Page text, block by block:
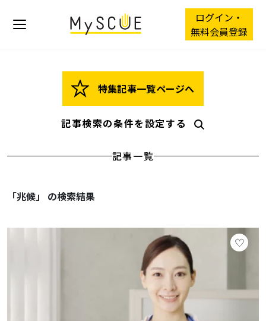
ログイン・
無料会員登録
特集記事一覧ページへ
記事検索の条件を設定する
記事一覧
「兆候」 の検索結果